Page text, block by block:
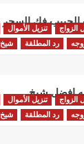
فك السحر
الزواج تنزيل الأموال
رد المطلقة
افضل شيخ
الزواج تنزيل الأموال
رد المطلقة